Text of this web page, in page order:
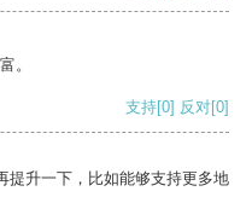
。
支持[0] 反对[0]
提升一下，比如能够支持更多地